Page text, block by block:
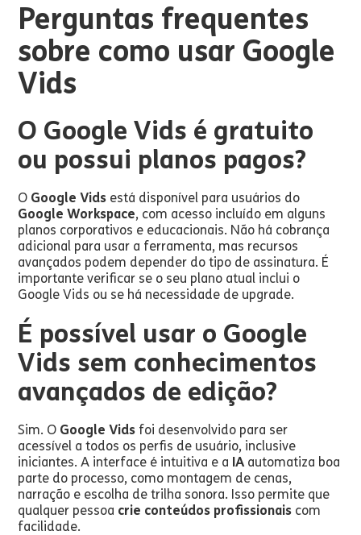
Perguntas frequentes
sobre como usar Google
Vids
O Google Vids é gratuito
ou possui planos pagos?
O Google Vids está disponível para usuários do
Google Workspace, com acesso incluído em alguns
planos corporativos e educacionais. Não há cobrança
adicional para usar a ferramenta, mas recursos
avançados podem depender do tipo de assinatura. É
importante verificar se o seu plano atual inclui o
Google Vids ou se há necessidade de upgrade.
É possível usar o Google
Vids sem conhecimentos
avançados de edição?
Sim. O Google Vids foi desenvolvido para ser
acessível a todos os perfis de usuário, inclusive
iniciantes. A interface é intuitiva e a IA automatiza boa
parte do processo, como montagem de cenas,
narração e escolha de trilha sonora. Isso permite que
qualquer pessoa crie conteúdos profissionais com
facilidade.